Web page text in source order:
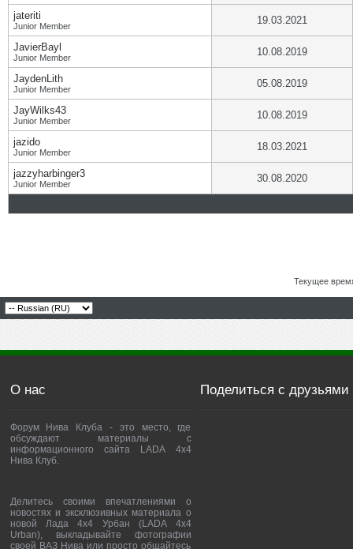
jateriti
Junior Member 19.03.2021
JavierBayl
Junior Member 10.08.2019
JaydenLith
Junior Member 05.08.2019
JayWilks43
Junior Member 10.08.2019
jazido
Junior Member 18.03.2021
jazzyharbinger3
Junior Member 30.08.2020
Текущее
О нас
Форум Нива Клуба - это место, где
обсуждают материалы с
информационного сайта LADA 4x4
Нива Клуб.
Делитесь своими впечатлениями о
новостях и эксклюзивных материала о
новой Лада 4х4 Урбан (LADA 4x4
Urban), выкладывайте фотографии
своей ВАЗ Нива или просто общайтесь
Поделиться с друзьями